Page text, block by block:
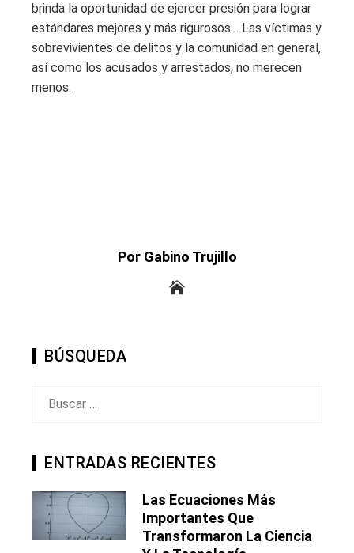
brinda la oportunidad de ejercer presión para lograr
estándares mejores y más rigurosos. . Las víctimas y
sobrevivientes de delitos y la comunidad en general,
así como los acusados ​​y arrestados, no merecen
menos.
Por Gabino Trujillo
BÚSQUEDA
ENTRADAS RECIENTES
Las Ecuaciones Más
Importantes Que
Transformaron La Ciencia